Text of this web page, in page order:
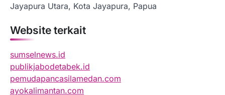
Jayapura Utara, Kota Jayapura, Papua
Website terkait
sumselnews.id
publikjabodetabek.id
pemudapancasilamedan.com
ayokalimantan.com